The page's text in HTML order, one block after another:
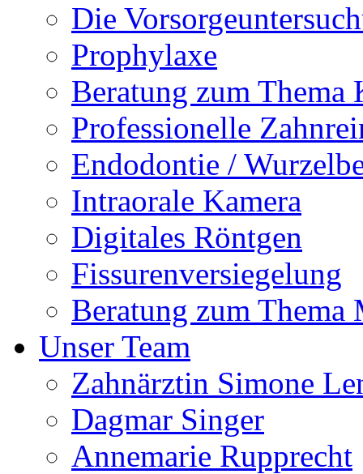
Die
Prophylaxe
Beratung zum Thema
Professionelle
Endodontie /
Intraorale Kamera
Digitales Röntgen
Fissurenversiegelung
Beratung zum Thema
Unser Team
Zahnärztin Simone
Dagmar Singer
Annemarie Rupprecht